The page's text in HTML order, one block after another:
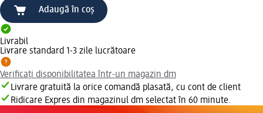
Adaugă în coș
Livrabil
Livrare standard 1-3 zile lucrătoare
Verificați disponibilitatea într-un magazin dm
Livrare gratuită la orice comandă plasată, cu cont de client
Ridicare Expres din magazinul dm selectat în 60 minute.